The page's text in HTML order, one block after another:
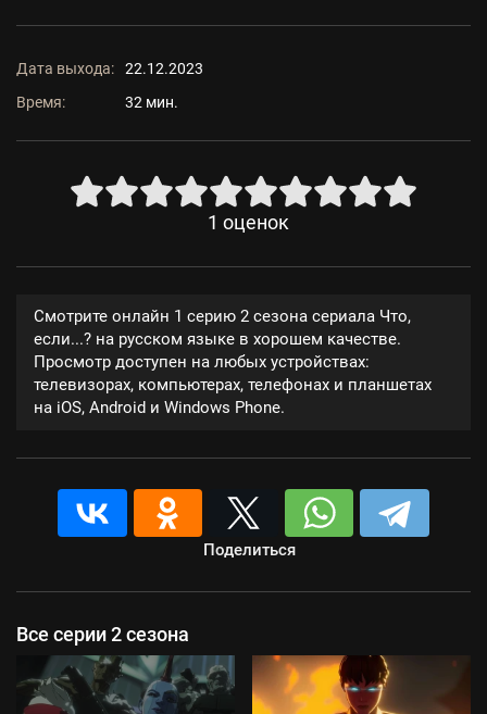
Дата выхода:
22.12.2023
Время:
32 мин.
1 оценок
Смотрите онлайн 1 серию 2 сезона сериала Что,
если...? на русском языке в хорошем качестве.
Просмотр доступен на любых устройствах:
телевизорах, компьютерах, телефонах и планшетах
на iOS, Android и Windows Phone.
Поделиться
Все серии 2 сезона